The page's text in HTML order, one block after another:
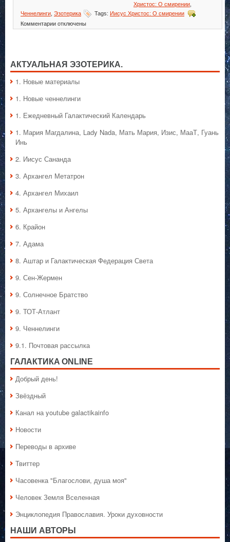
Христос: О смирении
Ченнелинги Эзотерика Tags: Иисус Христос: О смирении
Комментариик
записи
смирении
отключены
АКТУАЛЬНАЯ ЭЗОТЕРИКА.
1. Hовые материалы
1. Hовые ченнелинги
1. Ежедневный Галактический Календарь
1. Мария Магдалина, Lady Nada, Мать Мария, Изис, МааТ, Гуань
Инь
2. Иисус Сананда
3. Архангел Метатрон
4. Архангел Михаил
5. Архангелы и Ангелы
6. Крайон
7. Адама
8. Аштар и Галактическая Федерация Света
9. Сен-Жермен
9. Солнечное Братство
9. ТОТ-Атлант
9. Ченнелинги
9.1. Почтовая рассылка
ГАЛАКТИКA ONLINE
Добрый день!
Звёздный
Канал на youtube galactikainfo
Новости
Переводы в архиве
Твиттер
Часовенка "Благослови, душа моя"
Человек Земля Вселенная
Энциклопедия Православия. Уроки духовности
НАШИ АВТОРЫ